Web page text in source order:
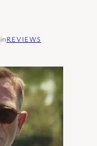
inREVIEWS